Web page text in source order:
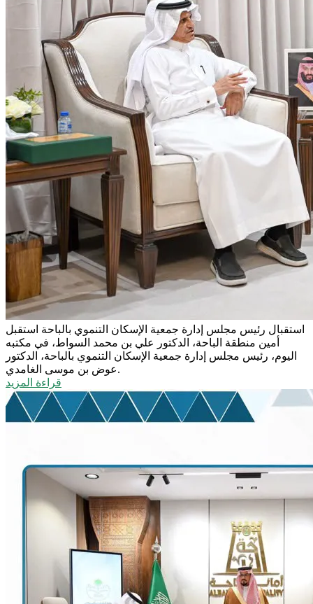
استقبال رئيس مجلس إدارة جمعية الإسكان التنموي بالباحة استقبل
أمين منطقة الباحة، الدكتور علي بن محمد السواط، في مكتبه
اليوم، رئيس مجلس إدارة جمعية الإسكان التنموي بالباحة، الدكتور
عوض بن موسى الغامدي.
قراءة المزيد